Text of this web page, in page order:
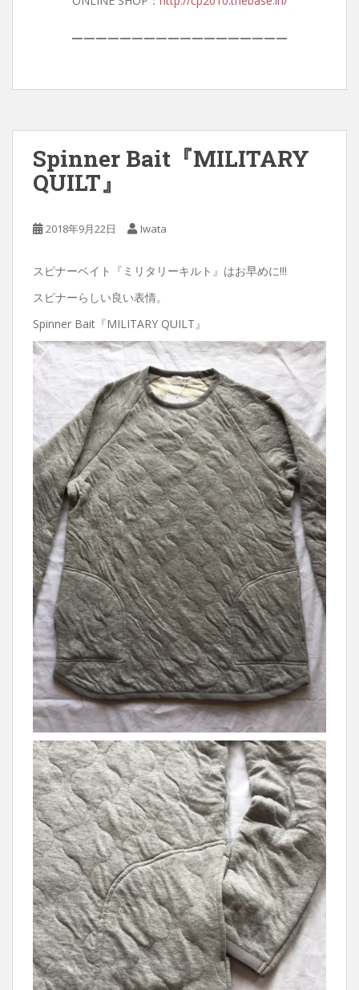
——————————————————
Spinner Bait『MILITARY
QUILT』
2018年9月22日 Iwata
スピナーベイト『ミリタリーキルト』はお早めに!!!
スピナーらしい良い表情。
Spinner Bait『MILITARY QUILT』